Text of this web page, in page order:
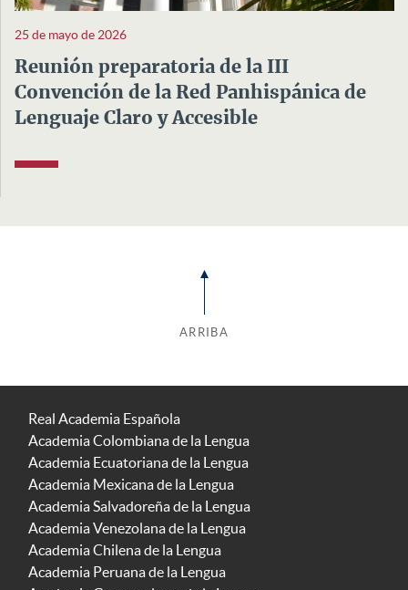
25 de mayo de 2026
Reunión preparatoria de la III
Convención de la Red Panhispánica de
Lenguaje Claro y Accesible
ARRIBA
Real Academia Española
Academia Colombiana de la Lengua
Academia Ecuatoriana de la Lengua
Academia Mexicana de la Lengua
Academia Salvadoreña de la Lengua
Academia Venezolana de la Lengua
Academia Chilena de la Lengua
Academia Peruana de la Lengua